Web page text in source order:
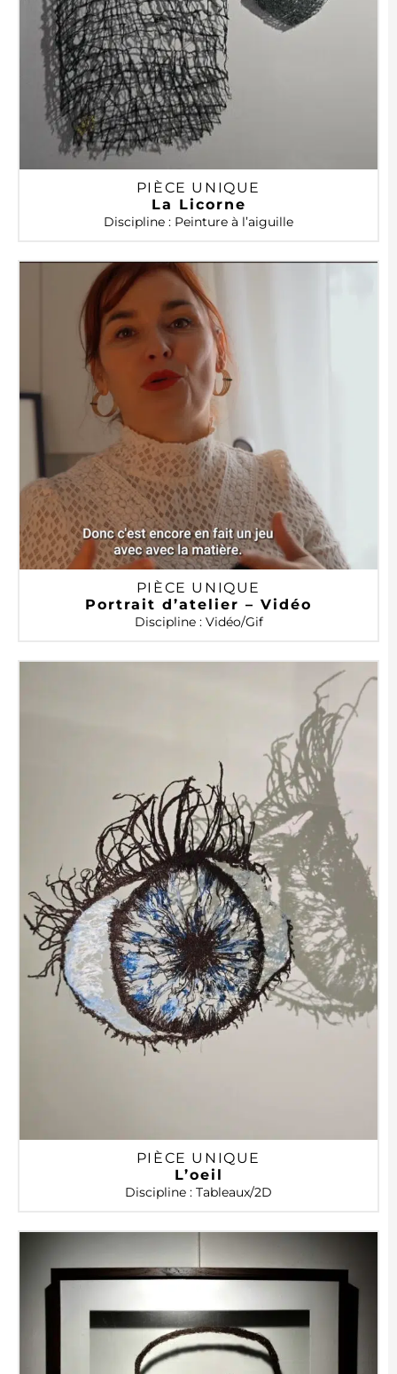
PIÈCE UNIQUE
La Licorne
Discipline : Peinture à l’aiguille
PIÈCE UNIQUE
Portrait d’atelier – Vidéo
Discipline : Vidéo/Gif
PIÈCE UNIQUE
L’oeil
Discipline : Tableaux/2D